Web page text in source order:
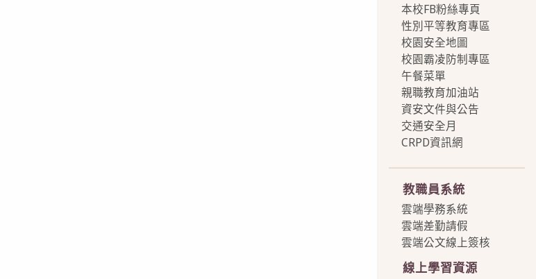
本校FB粉絲專頁
性別平等教育專區
校園安全地圖
校園霸凌防制專區
午餐菜單
親職教育加油站
資安文件與公告
交通安全月
CRPD資訊網
教職員系統
雲端學務系統
雲端差勤請假
雲端公文線上簽核
線上學習資源